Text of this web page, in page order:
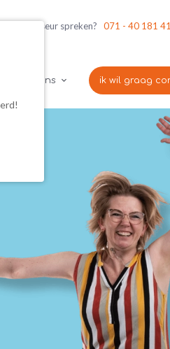
Arbo-adviseur spreken? 071 - 40 181 41
Over ons ik wil graag